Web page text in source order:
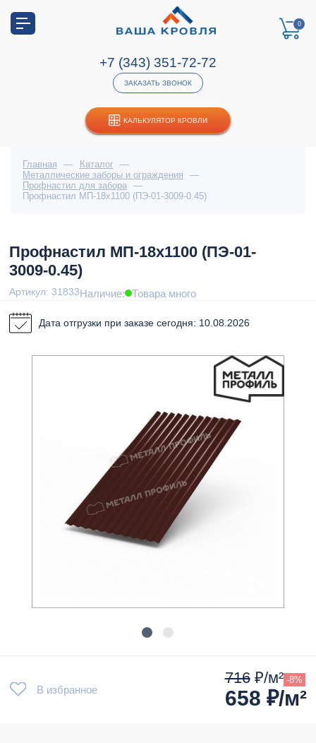
КАЛЬКУЛЯТОР КРОВЛИ
0
+7 (343) 351-72-72
ЗАКАЗАТЬ ЗВОНОК
Главная — Каталог
—
Металлические заборы и ограждения
—
Профнастил для забора
—
Профнастил МП-18х1100 (ПЭ-01-3009-0.45)
Профнастил МП-18х1100 (ПЭ-01-
3009-0.45)
Артикул: 31833Наличие: Товара много
Дата отгрузки при заказе сегодня: 10.08.2026
В избранное
716₽/м² -8%
658 ₽/м²